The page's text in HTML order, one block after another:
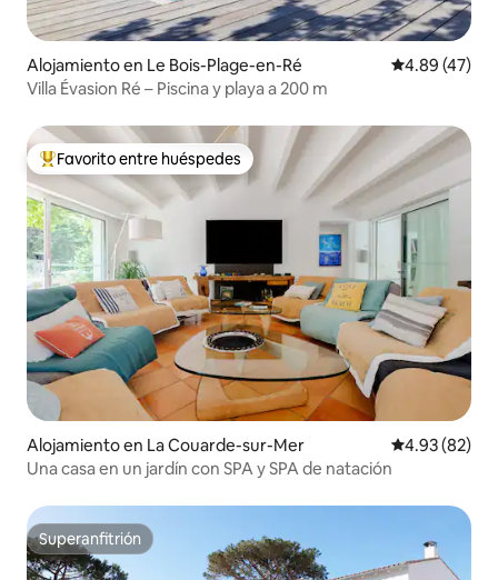
Alojamiento en Le Bois-Plage-en-Ré Calificación
4.89 (47)
Villa Évasion Ré – Piscina y playa a 200 m
Favorito entre huéspedes preferido
Favorito entre huéspedes
Alojamiento en La Couarde-sur-Mer Calificación
4.93 (82)
Una casa en un jardín con SPA y SPA de natación
Superanfitrión
Superanfitrión